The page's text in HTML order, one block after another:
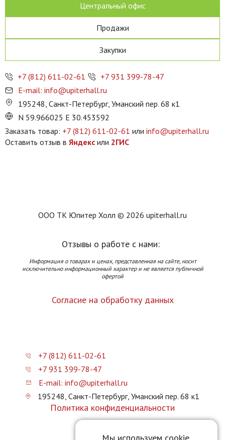
Центральный офис
Продажи
Закупки
+7 (812) 611-02-61
+7 931 399-78-47
E-mail: info@upiterhall.ru
195248, Санкт-Петербург, Уманский пер. 68 к1
N 59.966025 E 30.453592
Заказать товар: +7 (812) 611-02-61 или info@upiterhall.ru
Оставить отзыв в Яндекс или 2ГИС
ООО ТК Юпитер Холл © 2026 upiterhall.ru
Отзывы о работе с нами:
Информация о товарах и ценах, представленная на сайте, носит
исключительно информационный характер и не является публичной
офертой
Согласие на обработку данных
+7 (812) 611-02-61
+7 931 399-78-47
E-mail: info@upiterhall.ru
195248, Санкт-Петербург, Уманский пер. 68 к1
Политика конфиденциальности
Карта сайта